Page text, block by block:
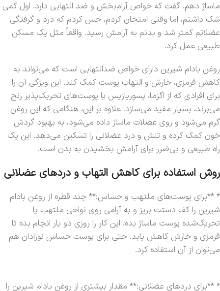
ماساژ دهم. گفت که خواص آرام‌بخش و ضد التهابی دارد. اول کمی
شک داشتم، اما وقتی امتحان کردم، حس کردم که درد و گرفتگی
عضلاتم کمتر شد و بدنم به آرامش رسید. واقعاً مثل یک مسکن
طبیعی عمل کرد.
روغن بادام شیرین دارای خواص ضدالتهابی است که می‌تواند به
کاهش قرمزی، خارش و التهاب پوست کمک کند. این ویژگی آن را
برای افرادی که از اگزما، پسوریازیس یا پوست‌های تحریک‌پذیر رنج
می‌برند، بسیار مفید می‌سازد. علاوه بر این، هنگامی که این روغن
گرم می‌شود و روی عضلات ماساژ داده می‌شود، به بهبود گردش
خون کمک کرده و تنش و درد عضلانی را تسکین می‌دهد. این یک
راه طبیعی و بی‌ضرر برای آرامش بخشیدن به بدن است.
روش استفاده برای کاهش التهاب و دردهای عضلانی
* **برای پوست‌های ملتهب و حساس:** چند قطره از روغن بادام
شیرین را کف دستت بریز و به آرامی روی نواحی ملتهب یا
تحریک‌شده پوست ماساژ بده. این کار را روزی دو بار انجام بده تا
قرمزی و خارش کاهش یابد. حتی برای پوست حساس نوزادان هم
می‌توان از آن استفاده کرد.
* **برای دردهای عضلانی:** مقدار بیشتری از روغن بادام شیرین را